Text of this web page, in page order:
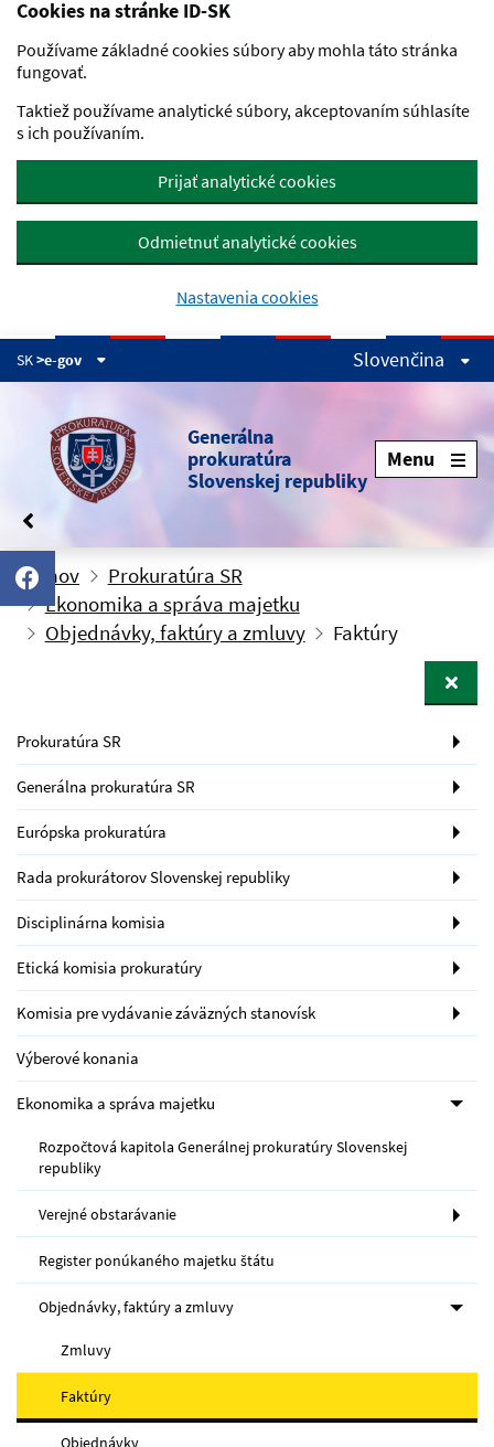
Preskočiť na hlavný obsah
Cookies na stránke ID-SK
Používame základné cookies súbory aby mohla táto stránka
fungovať.
Taktiež používame analytické súbory, akceptovaním súhlasíte
s ich používaním.
Prijať analytické cookies
Odmietnuť analytické cookies
Nastavenia cookies
SK>e-gov Slovenčina
Generálna
prokuratúra
Slovenskej republiky
Menu
Domov
Prokuratúra SR
Ekonomika a správa majetku
Objednávky, faktúry a zmluvy
Faktúry
Prokuratúra SR
Generálna prokuratúra SR
Európska prokuratúra
Rada prokurátorov Slovenskej republiky
Disciplinárna komisia
Etická komisia prokuratúry
Komisia pre vydávanie záväzných stanovísk
Výberové konania
Ekonomika a správa majetku
Rozpočtová kapitola Generálnej prokuratúry Slovenskej
republiky
Verejné obstarávanie
Register ponúkaného majetku štátu
Objednávky, faktúry a zmluvy
Zmluvy
Faktúry
Objednávky